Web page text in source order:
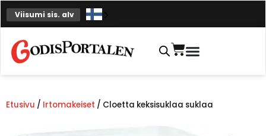
Siirry
sisältöön
Viisumi sis. alv
Ostoskori
Etusivu / Irtomakeiset / Cloetta keksisuklaa suklaa